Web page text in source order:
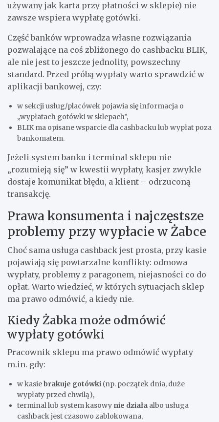
używany jak karta przy płatności w sklepie) nie
zawsze wspiera wypłatę gotówki.
Część banków wprowadza własne rozwiązania
pozwalające na coś zbliżonego do cashbacku BLIK,
ale nie jest to jeszcze jednolity, powszechny
standard. Przed próbą wypłaty warto sprawdzić w
aplikacji bankowej, czy:
w sekcji usług/placówek pojawia się informacja o
„wypłatach gotówki w sklepach”,
BLIK ma opisane wsparcie dla cashbacku lub wypłat poza
bankomatem.
Jeżeli system banku i terminal sklepu nie
„rozumieją się” w kwestii wypłaty, kasjer zwykle
dostaje komunikat błędu, a klient – odrzuconą
transakcję.
Prawa konsumenta i najczęstsze
problemy przy wypłacie w Żabce
Choć sama usługa cashback jest prosta, przy kasie
pojawiają się powtarzalne konflikty: odmowa
wypłaty, problemy z paragonem, niejasności co do
opłat. Warto wiedzieć, w których sytuacjach sklep
ma prawo odmówić, a kiedy nie.
Kiedy Żabka może odmówić
wypłaty gotówki
Pracownik sklepu ma prawo odmówić wypłaty
m.in. gdy:
w kasiebrakuje gotówki (np. początek dnia, duże
wypłaty przed chwilą),
terminal lub system kasowy nie działa albo usługa
cashback jest czasowo zablokowana,